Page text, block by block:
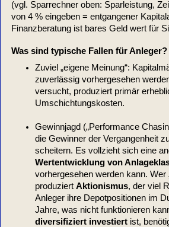
(vgl. Sparrechner oben: Sparleistung,
von 4 % eingeben = entgangener
Finanzberatung ist bares Geld wert für
Was sind typische Fallen für Anleger?
Zuviel „eigene Meinung“:
zuverlässig vorhergesehen
versucht, produziert primär
Umschichtungskosten.
Gewinnjagd („Performance
die Gewinner der Vergangenheit
scheitern. Es vollzieht sich eine
Wertentwicklungvon
vorhergesehen werden kann. Wer
produziert Aktionismus, der viel
Anleger ihre Depotpositionen im
Jahre, was nicht funktionieren
diversifiziert investiertist,